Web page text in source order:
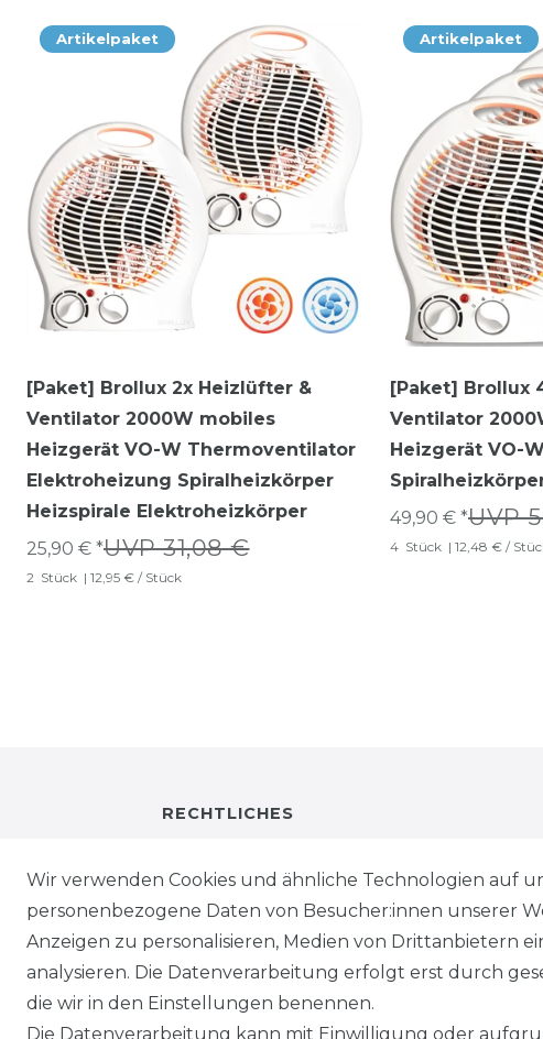
Artikelpaket
[Paket] Brollux 2x Heizlüfter &
Ventilator 2000W mobiles
Heizgerät VO-W Thermoventilator
Elektroheizung Spiralheizkörper
Heizspirale Elektroheizkörper
UVP 31,08 €
25,90 € *
2 Stück | 12,95 € / Stück
Artikelpaket
[Paket] Brollux
Ventilator
Heizgerät VO-
UVP
49,90 € *
4 Stück | 12,48 € /
RECHTLICHES
IMPRESSUM
DATENSCHUTZ
WIEDERRUFSRECHT
Wir verwenden Cookies und ähnliche Technologien auf
personenbezogene Daten von Besucher:innen unserer
Anzeigen zu personalisieren, Medien von Drittanbietern
analysieren. Die Datenverarbeitung erfolgt erst durch
die wir in den Einstellungen benennen.
Die Datenverarbeitung kann mit Einwilligung oder